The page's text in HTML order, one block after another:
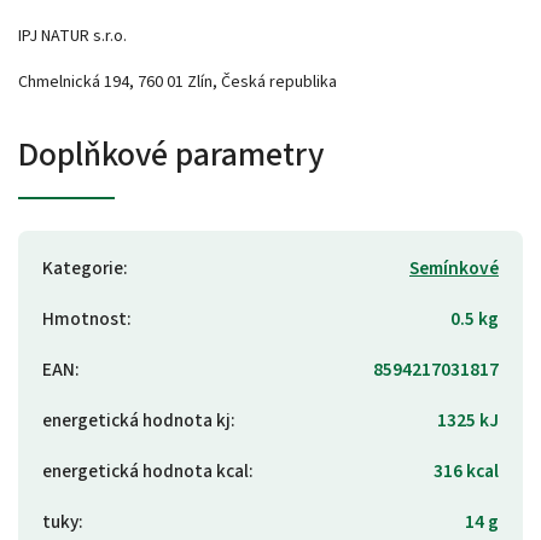
IPJ NATUR s.r.o.
Chmelnická 194, 760 01 Zlín, Česká republika
Doplňkové parametry
Kategorie:
Semínkové
Hmotnost:
0.5 kg
EAN:
8594217031817
energetická hodnota kj:
1325 kJ
energetická hodnota kcal:
316 kcal
tuky:
14 g